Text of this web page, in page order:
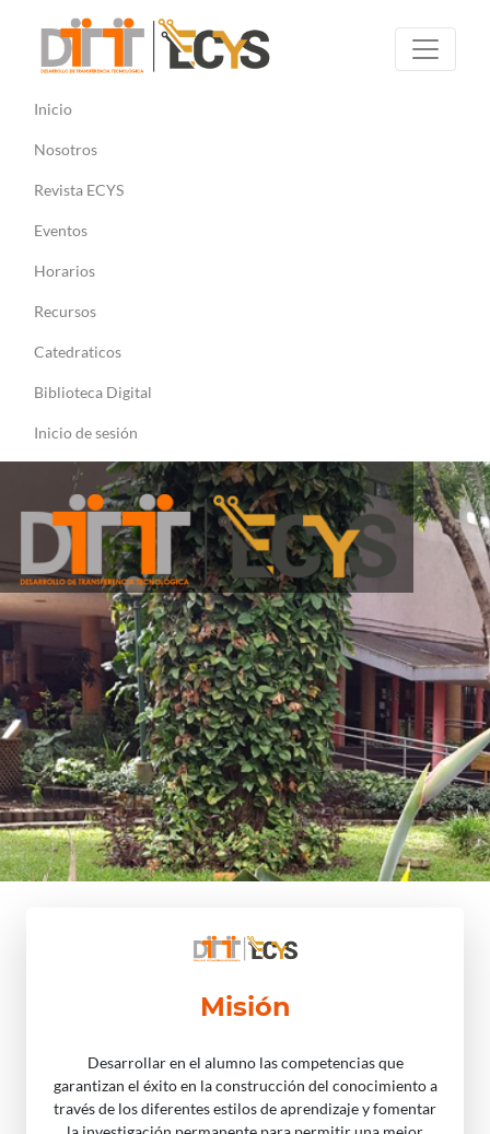
Inicio
Nosotros
Revista ECYS
Eventos
Horarios
Recursos
Catedraticos
Biblioteca Digital
Inicio de sesión
Misión
Desarrollar en el alumno las competencias que
garantizan el éxito en la construcción del conocimiento a
través de los diferentes estilos de aprendizaje y fomentar